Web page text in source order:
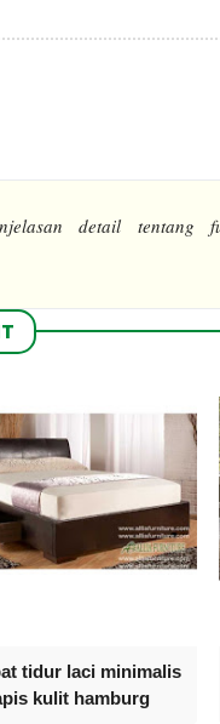
detail tentang
tidur laci minimalis
kulit hamburg